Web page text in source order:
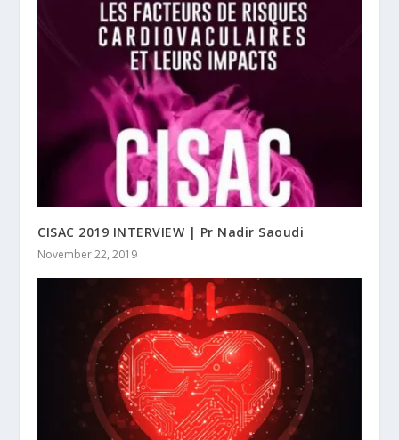
CISAC 2019 INTERVIEW | Pr Nadir Saoudi
November 22, 2019